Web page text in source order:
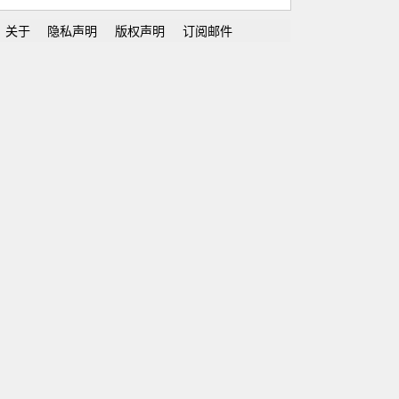
关于 隐私声明 版权声明 订阅邮件